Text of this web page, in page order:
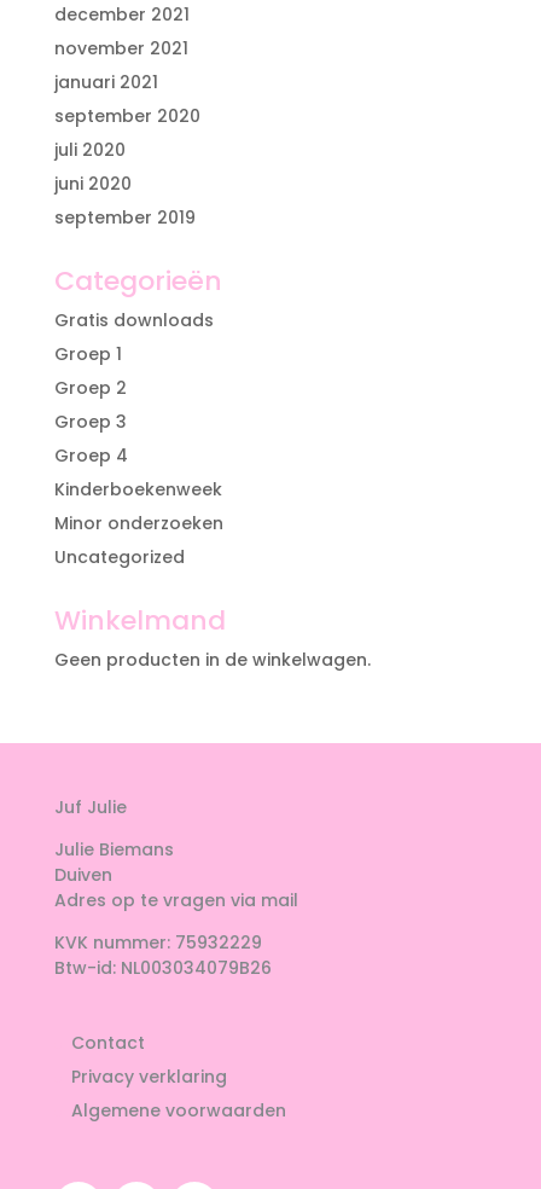
december 2021
november 2021
januari 2021
september 2020
juli 2020
juni 2020
september 2019
Categorieën
Gratis downloads
Groep 1
Groep 2
Groep 3
Groep 4
Kinderboekenweek
Minor onderzoeken
Uncategorized
Winkelmand
Geen producten in de winkelwagen.
Juf Julie
Julie Biemans
Duiven
Adres op te vragen via mail
KVK nummer: 75932229
Btw-id: NL003034079B26
Contact
Privacy verklaring
Algemene voorwaarden